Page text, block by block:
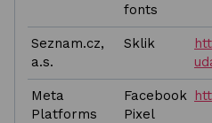
fonts
Seznam.cz,
a.s.
Sklik
Meta
Platforms
Facebook
Pixel